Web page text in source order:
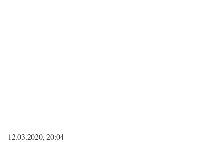
12.03.2020, 20:04